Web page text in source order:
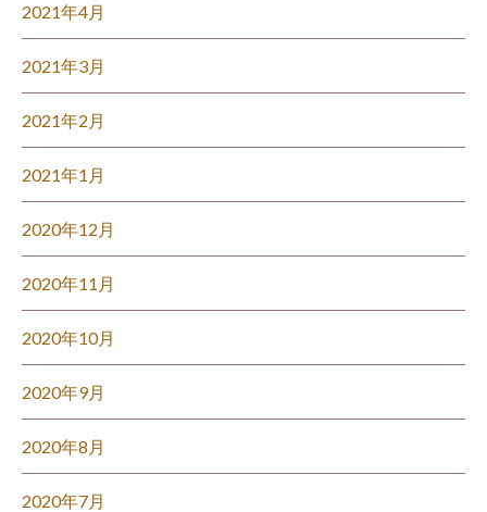
2021年4月
2021年3月
2021年2月
2021年1月
2020年12月
2020年11月
2020年10月
2020年9月
2020年8月
2020年7月